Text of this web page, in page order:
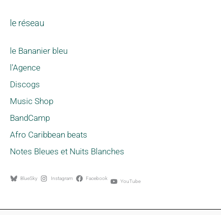
le réseau
le Bananier bleu
l'Agence
Discogs
Music Shop
BandCamp
Afro Caribbean beats
Notes Bleues et Nuits Blanches
BlueSky Instagram Facebook YouTube